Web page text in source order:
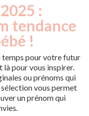
:
tendance
!
temps pour votre futur
pour vous inspirer.
ou prénoms qui
vous permet
un prénom qui